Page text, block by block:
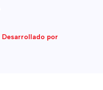
Desarrollado por